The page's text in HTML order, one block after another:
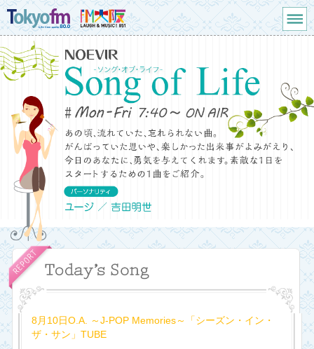
8月10日O.A. ～J-POP Memories～「シーズン・イン・
ザ・サン」TUBE